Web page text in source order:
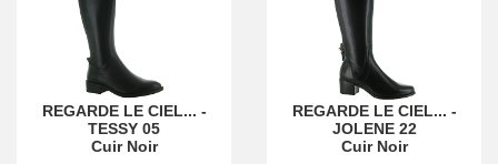
REGARDE LE CIEL... -
TESSY 05
Cuir Noir
REGARDE LE CIEL... -
JOLENE 22
Cuir Noir